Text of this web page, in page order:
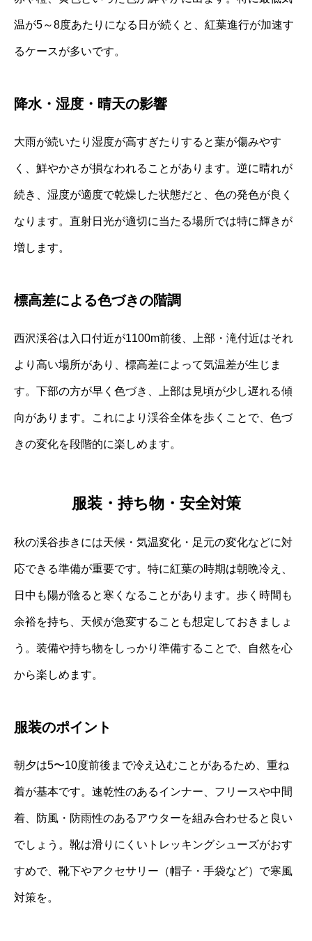
温が5～8度あたりになる日が続くと、紅葉進行が加速す
るケースが多いです。
降水・湿度・晴天の影響
大雨が続いたり湿度が高すぎたりすると葉が傷みやす
く、鮮やかさが損なわれることがあります。逆に晴れが
続き、湿度が適度で乾燥した状態だと、色の発色が良く
なります。直射日光が適切に当たる場所では特に輝きが
増します。
標高差による色づきの階調
西沢渓谷は入口付近が1100m前後、上部・滝付近はそれ
より高い場所があり、標高差によって気温差が生じま
す。下部の方が早く色づき、上部は見頃が少し遅れる傾
向があります。これにより渓谷全体を歩くことで、色づ
きの変化を段階的に楽しめます。
服装・持ち物・安全対策
秋の渓谷歩きには天候・気温変化・足元の変化などに対
応できる準備が重要です。特に紅葉の時期は朝晩冷え、
日中も陽が陰ると寒くなることがあります。歩く時間も
余裕を持ち、天候が急変することも想定しておきましょ
う。装備や持ち物をしっかり準備することで、自然を心
から楽しめます。
服装のポイント
朝夕は5〜10度前後まで冷え込むことがあるため、重ね
着が基本です。速乾性のあるインナー、フリースや中間
着、防風・防雨性のあるアウターを組み合わせると良い
でしょう。靴は滑りにくいトレッキングシューズがおす
すめで、靴下やアクセサリー（帽子・手袋など）で寒風
対策を。